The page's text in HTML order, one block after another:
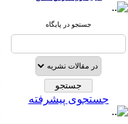
جستجو در پایگاه
جستجوی پیشرفته